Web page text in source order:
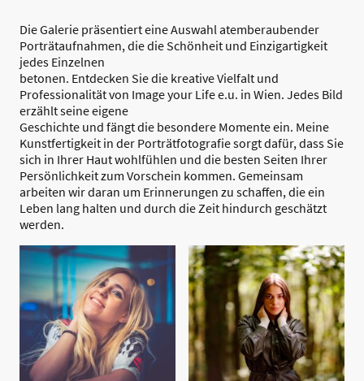
Die Galerie präsentiert eine Auswahl atemberaubender
Porträtaufnahmen, die die Schönheit und Einzigartigkeit
jedes Einzelnen
betonen. Entdecken Sie die kreative Vielfalt und
Professionalität von Image your Life e.u. in Wien. Jedes Bild
erzählt seine eigene
Geschichte und fängt die besondere Momente ein. Meine
Kunstfertigkeit in der Porträtfotografie sorgt dafür, dass Sie
sich in Ihrer Haut wohlfühlen und die besten Seiten Ihrer
Persönlichkeit zum Vorschein kommen. Gemeinsam
arbeiten wir daran um Erinnerungen zu schaffen, die ein
Leben lang halten und durch die Zeit hindurch geschätzt
werden.